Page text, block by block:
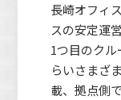
長崎オフィ
スの安定運
1つ目のク
らいさまざ
載、拠点側